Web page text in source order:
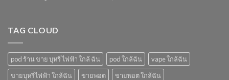
TAG CLOUD
pod ร้าน ขาย บุหรี่ ไฟฟ้า ใกล้ ฉัน pod ใกล้ฉัน
vape ใกล้ฉัน
ขายบุหรี่ไฟฟ้า ใกล้ฉัน
ขายพอต
ขายพอต ใกล้ฉัน